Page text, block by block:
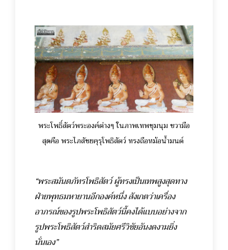
พระโพธิ์สัตว์พระองค์ต่างๆ ในภาพเทพชุมนุม ขวามือ
สุดคือ พระไภสัชยคุรุโพธิสัตว์ ทรงถือหม้อน้ำมนต์
“พระสมันตภัทรโพธิสัตว์ ผู้ทรงเป็นเทพสูงสุดทาง
ฝ่ายพุทธมหายานอีกองค์หนึ่ง สังเกตว่าเครื่อง
อาภรณ์ของรูปพระโพธิสัตว์นี้คงได้แบบอย่างจาก
รูปพระโพธิสัตว์สำริดสมัยศรีวิชัยอันงดงามยิ่ง
นั่นเอง”